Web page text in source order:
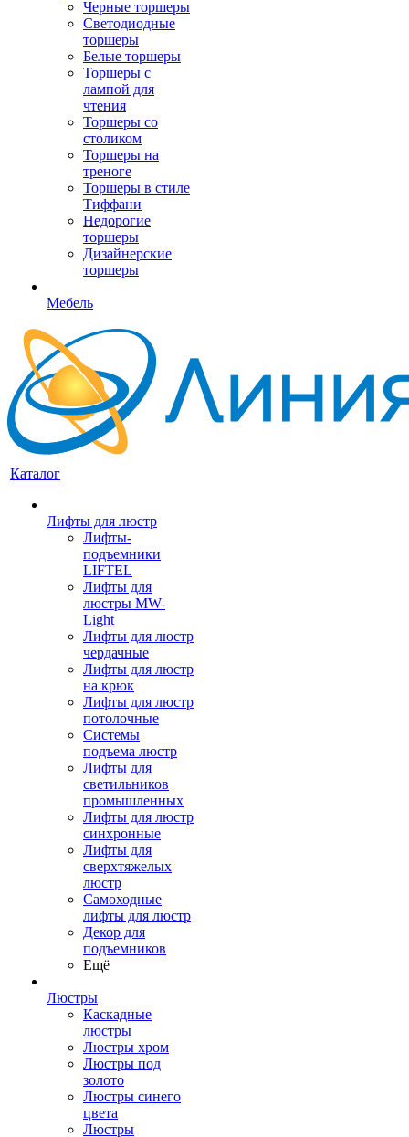
Черные торшеры
Светодиодные
торшеры
Белые торшеры
Торшеры с
лампой для
чтения
Торшеры со
столиком
Торшеры на
треноге
Торшеры в стиле
Тиффани
Недорогие
торшеры
Дизайнерские
торшеры
Мебель
Каталог
Лифты для люстр
Лифты-
подъемники
LIFTEL
Лифты для
люстры MW-
Light
Лифты для люстр
чердачные
Лифты для люстр
на крюк
Лифты для люстр
потолочные
Системы
подъема люстр
Лифты для
светильников
промышленных
Лифты для люстр
синхронные
Лифты для
сверхтяжелых
люстр
Самоходные
лифты для люстр
Декор для
подъемников
Ещё
Люстры
Каскадные
люстры
Люстры хром
Люстры под
золото
Люстры синего
цвета
Люстры